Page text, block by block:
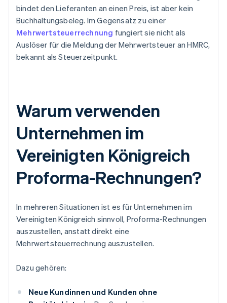
bindet den Lieferanten an einen Preis, ist aber kein
Buchhaltungsbeleg. Im Gegensatz zu einer
Mehrwertsteuerrechnung fungiert sie nicht als
Auslöser für die Meldung der Mehrwertsteuer an HMRC,
bekannt als Steuerzeitpunkt.
Warum verwenden
Unternehmen im
Vereinigten Königreich
Proforma-Rechnungen?
In mehreren Situationen ist es für Unternehmen im
Vereinigten Königreich sinnvoll, Proforma-Rechnungen
auszustellen, anstatt direkt eine
Mehrwertsteuerrechnung auszustellen.
Dazu gehören:
Neue Kundinnen und Kunden ohne